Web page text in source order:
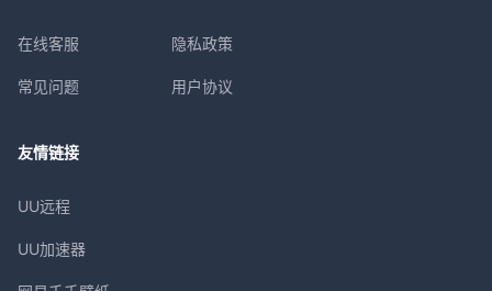
在线客服
常见问题
隐私政策
用户协议
友情链接
UU远程
UU加速器